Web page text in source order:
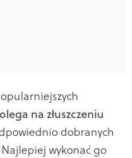
na złuszczeniu
dobranych
Najlepiej wykonać go